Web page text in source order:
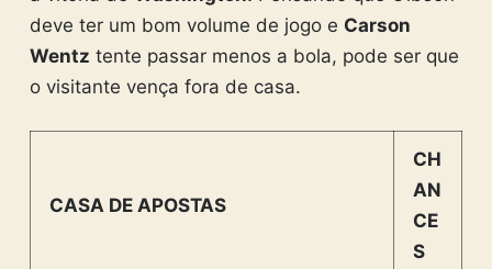
deve ter um bom volume de jogo e Carson
Wentz tente passar menos a bola, pode ser que
o visitante vença fora de casa.
CASA DE APOSTAS
CH
AN
CE
S